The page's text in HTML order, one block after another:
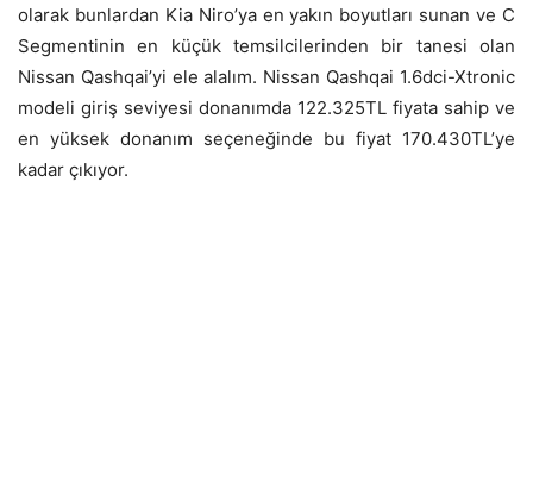
olarak bunlardan Kia Niro’ya en yakın boyutları sunan ve C
Segmentinin en küçük temsilcilerinden bir tanesi olan
Nissan Qashqai’yi ele alalım. Nissan Qashqai 1.6dci-Xtronic
modeli giriş seviyesi donanımda 122.325TL fiyata sahip ve
en yüksek donanım seçeneğinde bu fiyat 170.430TL’ye
kadar çıkıyor.